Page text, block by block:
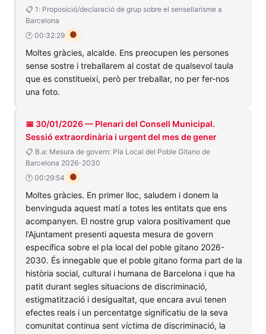
📋 1: Proposició/declaració de grup sobre el sensellarisme a
Barcelona
🕐 00:32:29 🟠
Moltes gràcies, alcalde. Ens preocupen les persones
sense sostre i treballarem al costat de qualsevol taula
que es constitueixi, però per treballar, no per fer-nos
una foto.
📅 30/01/2026 — Plenari del Consell Municipal.
Sessió extraordinària i urgent del mes de gener
📋 B.a: Mesura de govern: Pla Local del Poble Gitano de
Barcelona 2026-2030
🕐 00:29:54
🟠
Moltes gràcies. En primer lloc, saludem i donem la
benvinguda aquest matí a totes les entitats que ens
acompanyen. El nostre grup valora positivament que
l'Ajuntament presenti aquesta mesura de govern
específica sobre el pla local del poble gitano 2026-
2030. És innegable que el poble gitano forma part de la
història social, cultural i humana de Barcelona i que ha
patit durant segles situacions de discriminació,
estigmatització i desigualtat, que encara avui tenen
efectes reals i un percentatge significatiu de la seva
comunitat continua sent víctima de discriminació, la